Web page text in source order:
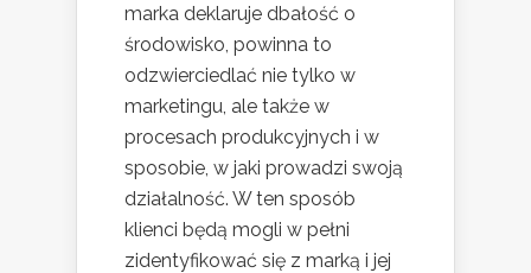
marka deklaruje dbałość o
środowisko, powinna to
odzwierciedlać nie tylko w
marketingu, ale także w
procesach produkcyjnych i w
sposobie, w jaki prowadzi swoją
działalność. W ten sposób
klienci będą mogli w pełni
zidentyfikować się z marką i jej